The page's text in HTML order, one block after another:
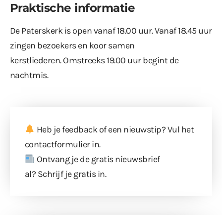
Praktische informatie
De Paterskerk is open vanaf 18.00 uur. Vanaf 18.45 uur
zingen bezoekers en koor samen
kerstliederen. Omstreeks 19.00 uur begint de
nachtmis.
Heb je feedback of een nieuwstip? Vul het
contactformulierin.
Ontvang je de gratis nieuwsbrief
al? Schrijf je gratis in.